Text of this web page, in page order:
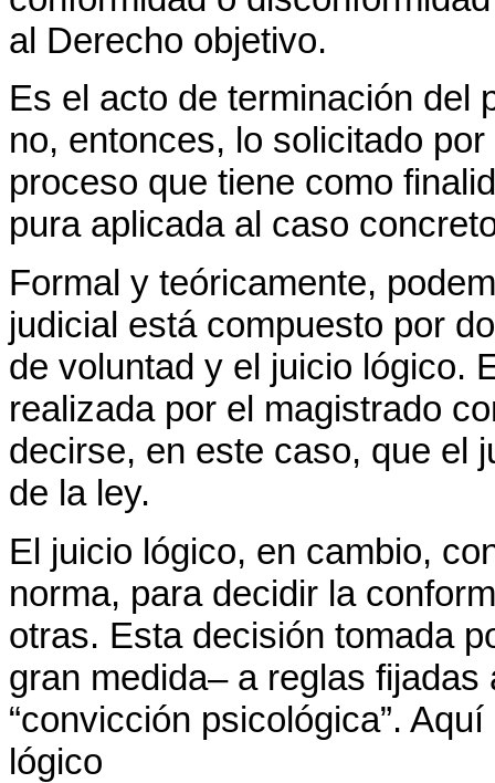
al Derecho objetivo.
Es el acto de terminación del
no, entonces, lo solicitado
proceso que tiene como
pura aplicada al caso
Formal y teóricamente,
judicial está compuesto por
de voluntad y el juicio lógico.
realizada por el magistrado
decirse, en este caso, que el
de la ley.
El juicio lógico, en cambio,
norma, para decidir la
otras. Esta decisión tomada
gran medida– a reglas
“convicción psicológica”.
lógico